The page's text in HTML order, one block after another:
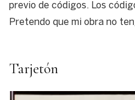
previo de códigos. Los
Pretendo que mi obra no
Tarjetón